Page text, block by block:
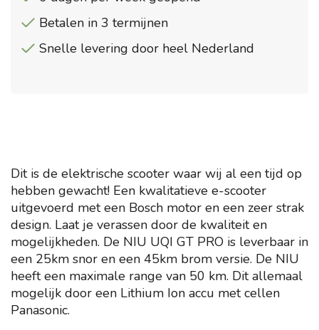
Betalen in 3 termijnen
Snelle levering door heel Nederland
Dit is de elektrische scooter waar wij al een tijd op
hebben gewacht! Een kwalitatieve e-scooter
uitgevoerd met een Bosch motor en een zeer strak
design. Laat je verassen door de kwaliteit en
mogelijkheden. De NIU UQI GT PRO is leverbaar in
een 25km snor en een 45km brom versie. De NIU
heeft een maximale range van 50 km. Dit allemaal
mogelijk door een Lithium Ion accu met cellen
Panasonic.